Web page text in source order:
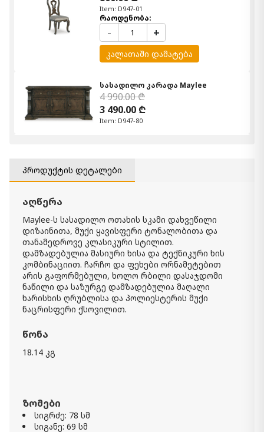
Item: D947-01
რაოდენობა:
- +
კალათაში დამატება
სასადილო კარადა Maylee
4 990.00 ₾
3 490.00 ₾
Item: D947-80
6 650.00 ₾
3 990.00 ₾
- +
კალათაში დამატება
სასადილო კარადა Maylee
11 990.00 ₾
8 390.00 ₾
Item: apg-d947-S2
პროდუქტის დეტალები
აღწერა
Maylee-ს სასადილო ოთახის სკამი დახვეწილი
დიზაინითა, მუქი ყავისფერი ტონალობითა და
თანამედროვე კლასიკური სტილით.
დამზადებულია მასიური ხისა და ტექნიკური ხის
კომბინაციით. ჩარჩო და ფეხები ორნამეტებით
არის გაფორმებული, ხოლო რბილი დასაჯდომი
ნაწილი და საზურგე დამზადებულია მაღალი
ხარისხის ღრუბლისა და პოლიესტერის მუქი
ნაცრისფერი ქსოვილით.
წონა
18.14 კგ
ზომები
სიგრძე: 78 სმ
სიგანე: 69 სმ